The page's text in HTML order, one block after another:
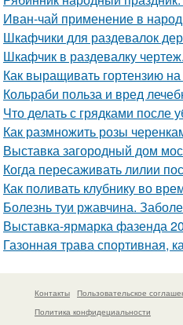
Иван-чай применение в
Шкафчики для раздевалок
Шкафчик в раздевалку
Как выращивать гортензию
Кольраби польза и вред
Что делать с грядками после
Как размножить розы
Выставка загородный дом
Когда пересаживать лилии
Как поливать клубнику во
Болезнь туи ржавчина.
Выставка-ярмарка фазенда
Газонная трава спортивная,
Контакты
Пользовательское
Политика конфидециальности